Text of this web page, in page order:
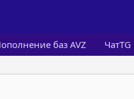
баз AVZ ЧатTG